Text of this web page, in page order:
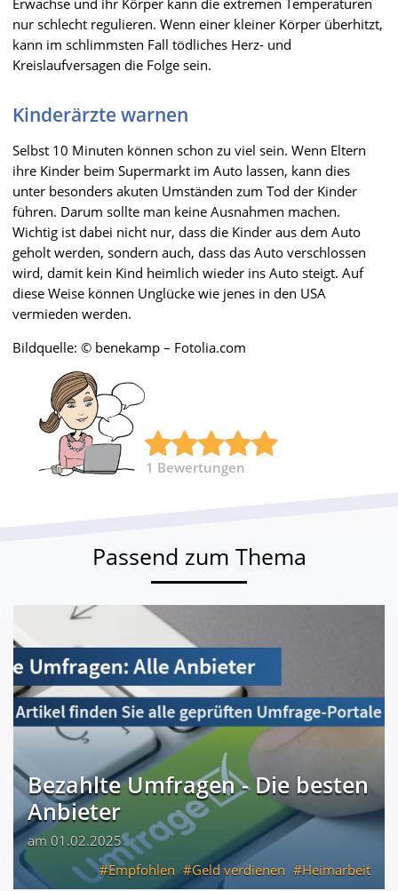
nur schlecht regulieren. Wenn einer kleiner Körper überhitzt,
kann im schlimmsten Fall tödliches Herz- und
Kreislaufversagen die Folge sein.
Kinderärzte warnen
Selbst 10 Minuten können schon zu viel sein. Wenn Eltern
ihre Kinder beim Supermarkt im Auto lassen, kann dies
unter besonders akuten Umständen zum Tod der Kinder
führen. Darum sollte man keine Ausnahmen machen.
Wichtig ist dabei nicht nur, dass die Kinder aus dem Auto
geholt werden, sondern auch, dass das Auto verschlossen
wird, damit kein Kind heimlich wieder ins Auto steigt. Auf
diese Weise können Unglücke wie jenes in den USA
vermieden werden.
Bildquelle: © benekamp – Fotolia.com
1 Bewertungen
Passend zum Thema
Bezahlte Umfragen - Die besten
Anbieter
am 01.02.2025
Empfohlen
Geld verdienen Heimarbeit